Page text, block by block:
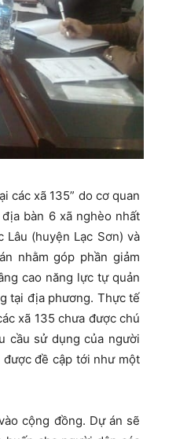
các xã 135” do cơ quan
bàn 6 xã nghèo nhất
Lâu (huyện Lạc Sơn) và
nhằm góp phần giảm
cao năng lực tự quản
tại địa phương. Thực tế
xã 135 chưa được chú
cầu sử dụng của người
đề cập tới như một
cộng đồng. Dự án sẽ